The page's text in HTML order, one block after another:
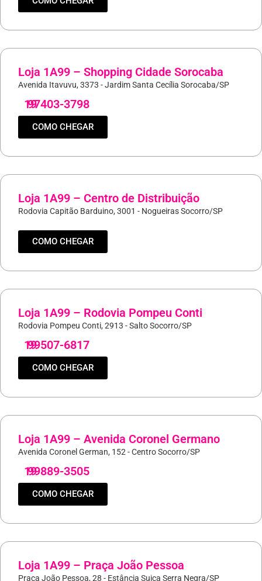
Loja 1A99 – Shopping Cidade Sorocaba
Avenida Itavuvu, 3373 - Jardim Santa Cecília Sorocaba/SP
19
97403-3798
COMO CHEGAR
Loja 1A99 – Centro de Distribuição
Rodovia Capitão Barduino, 3001 - Nogueiras Socorro/SP
COMO CHEGAR
Loja 1A99 – Rodovia Pompeu Conti
Rodovia Pompeu Conti, 2913 - Salto Socorro/SP
19
99507-6817
COMO CHEGAR
Loja 1A99 – Avenida Coronel Germano
Avenida Coronel German, 152 - Centro Socorro/SP
19
99889-3505
COMO CHEGAR
Loja 1A99 – Praça João Pessoa
Praça João Pessoa, 28 - Estância Suiça Serra Negra/SP